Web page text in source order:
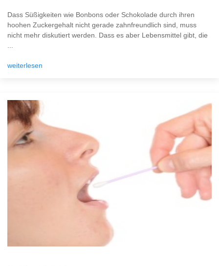
Dass Süßigkeiten wie Bonbons oder Schokolade durch ihren
hoohen Zuckergehalt nicht gerade zahnfreundlich sind, muss
nicht mehr diskutiert werden. Dass es aber Lebensmittel gibt, die
...
weiterlesen